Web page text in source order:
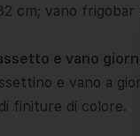
cm; vano frigobar
e vano
e vano a
finiture di colore.